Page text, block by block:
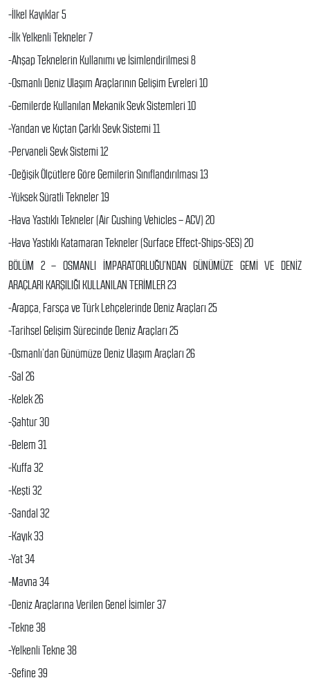
-İlkel Kayıklar 5
-İlk Yelkenli Tekneler 7
-Ahşap Teknelerin Kullanımı ve İsimlendirilmesi 8
-Osmanlı Deniz Ulaşım Araçlarının Gelişim Evreleri 10
-Gemilerde Kullanılan Mekanik Sevk Sistemleri 10
-Yandan ve Kıçtan Çarklı Sevk Sistemi 11
-Pervaneli Sevk Sistemi 12
-Değişik Ölçütlere Göre Gemilerin Sınıflandırılması 13
-Yüksek Süratli Tekneler 19
-Hava Yastıklı Tekneler (Air Cushing Vehicles – ACV) 20
-Hava Yastıklı Katamaran Tekneler (Surface Effect-Ships-SES) 20
BÖLÜM 2 – OSMANLI İMPARATORLUĞU’NDAN GÜNÜMÜZE GEMİ VE DENİZ
ARAÇLARI KARŞILIĞI KULLANILAN TERİMLER 23
-Arapça, Farsça ve Türk Lehçelerinde Deniz Araçları 25
-Tarihsel Gelişim Sürecinde Deniz Araçları 25
-Osmanlı’dan Günümüze Deniz Ulaşım Araçları 26
-Sal 26
-Kelek 26
-Şahtur 30
-Belem 31
-Kuffa 32
-Keşti 32
-Sandal 32
-Kayık 33
-Yat 34
-Mavna 34
-Deniz Araçlarına Verilen Genel İsimler 37
-Tekne 38
-Yelkenli Tekne 38
-Sefine 39